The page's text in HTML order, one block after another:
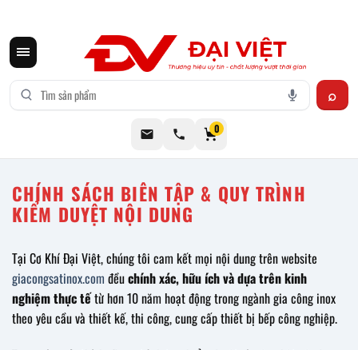
0
CHÍNH SÁCH BIÊN TẬP & QUY TRÌNH
KIỂM DUYỆT NỘI DUNG
Tại Cơ Khí Đại Việt, chúng tôi cam kết mọi nội dung trên website
giacongsatinox.com đềuchính xác, hữu ích và dựa trên kinh
nghiệm thực tếtừ hơn 10 năm hoạt động trong ngành gia công inox
theo yêu cầu và thiết kế, thi công, cung cấp thiết bị bếp công nghiệp.